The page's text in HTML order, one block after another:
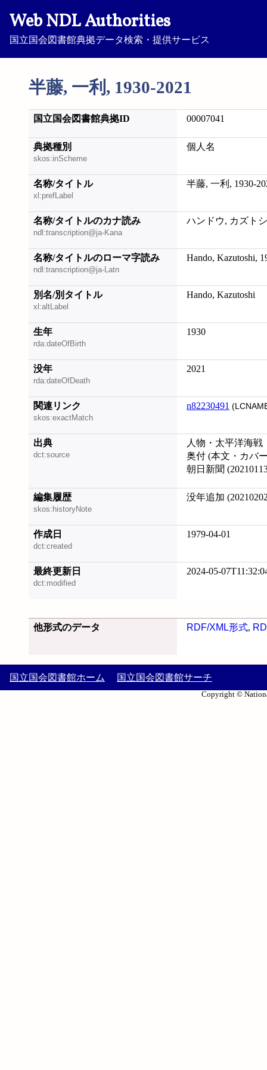
Web NDL Authorities
国立国会図書館典拠データ検索・提供サービス
半藤, 一利, 1930-2021
国立国会図書館典拠ID 00007041
典拠種別
skos:inScheme
個人名
名称/タイトル
xl:prefLabel
半藤, 一利, 1930-
名称/タイトルのカナ読み
ndl:transcription@ja-Kana
ハンドウ, カズト
名称/タイトルのローマ字読み
ndl:transcription@ja-Latn
Hando, Kazutoshi,
別名/別タイトル
xl:altLabel
Hando, Kazutoshi
生年
rda:dateOfBirth
1930
没年
rda:dateOfDeath
2021
関連リンク
skos:exactMatch
n82230491
出典
dct:source
人物・太平洋海戦
奥付 (本文・カバ
朝日新聞
編集履歴
skos:historyNote
没年追加
作成日
dct:created
1979-04-01
最終更新日
dct:modified
2024-05-
他形式のデータ RDF/XML形式,
国立国会図書館ホーム 国立国会図書館サーチ
Copyright ©